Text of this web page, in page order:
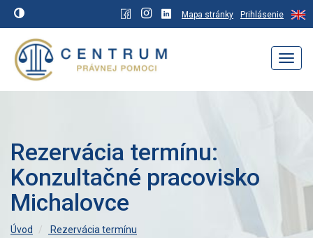
Mapa stránky Prihlásenie
Rezervácia termínu:
Konzultačné pracovisko
Michalovce
Úvod
Rezervácia termínu